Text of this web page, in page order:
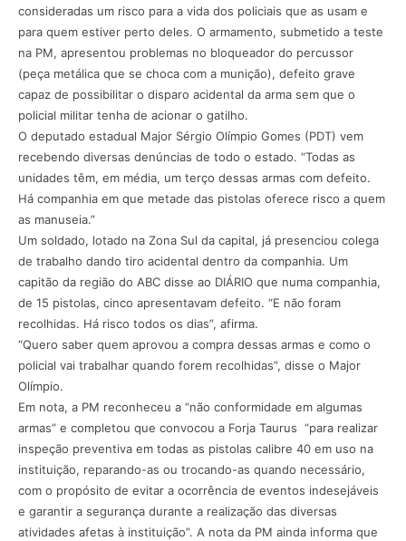
consideradas um risco para a vida dos policiais que as usam e
para quem estiver perto deles. O armamento, submetido a teste
na PM, apresentou problemas no bloqueador do percussor
(peça metálica que se choca com a munição), defeito grave
capaz de possibilitar o disparo acidental da arma sem que o
policial militar tenha de acionar o gatilho.
O deputado estadual Major Sérgio Olímpio Gomes (PDT) vem
recebendo diversas denúncias de todo o estado. “Todas as
unidades têm, em média, um terço dessas armas com defeito.
Há companhia em que metade das pistolas oferece risco a quem
as manuseia.”
Um soldado, lotado na Zona Sul da capital, já presenciou colega
de trabalho dando tiro acidental dentro da companhia. Um
capitão da região do ABC disse ao DIÁRIO que numa companhia,
de 15 pistolas, cinco apresentavam defeito. “E não foram
recolhidas. Há risco todos os dias”, afirma.
“Quero saber quem aprovou a compra dessas armas e como o
policial vai trabalhar quando forem recolhidas”, disse o Major
Olímpio.
Em nota, a PM reconheceu a “não conformidade em algumas
armas” e completou que convocou a Forja Taurus “para realizar
inspeção preventiva em todas as pistolas calibre 40 em uso na
instituição, reparando-as ou trocando-as quando necessário,
com o propósito de evitar a ocorrência de eventos indesejáveis
e garantir a segurança durante a realização das diversas
atividades afetas à instituição”. A nota da PM ainda informa que